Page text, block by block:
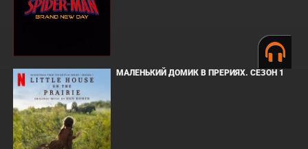
МАЛЕНЬКИЙ ДОМИК В ПРЕРИЯХ. СЕЗОН 1